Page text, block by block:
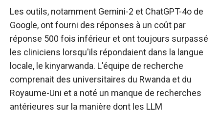
Les outils, notamment Gemini-2 et ChatGPT-4o de
Google, ont fourni des réponses à un coût par
réponse 500 fois inférieur et ont toujours surpassé
les cliniciens lorsqu'ils répondaient dans la langue
locale, le kinyarwanda. L'équipe de recherche
comprenait des universitaires du Rwanda et du
Royaume-Uni et a noté un manque de recherches
antérieures sur la manière dont les LLM